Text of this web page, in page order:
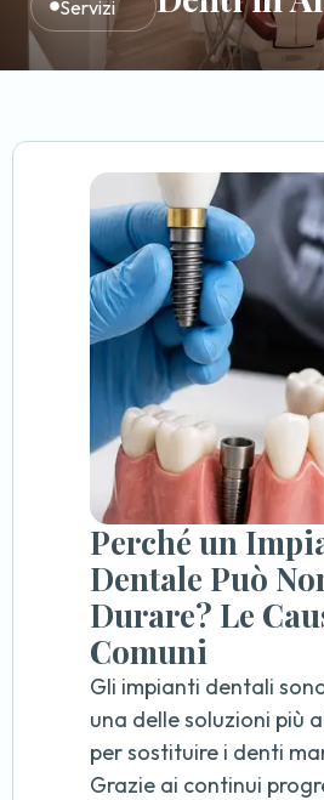
Servizi
Perché un
Dentale Può
Durare? Le
Comuni
Gli impianti dentali
una delle soluzioni più
per sostituire i denti
Grazie ai continui